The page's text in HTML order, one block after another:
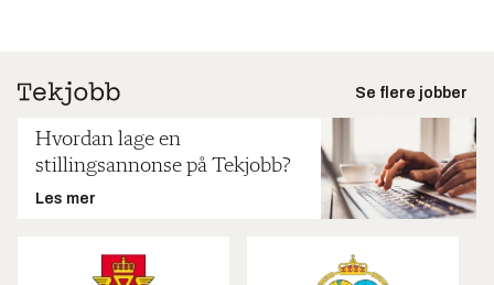
Se flere jobber
Hvordan lage en
stillingsannonse på Tekjobb?
Les mer